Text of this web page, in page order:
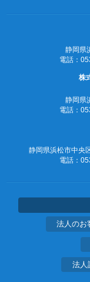
静岡県
電話：
株
静岡県
電話：
静岡県浜松市中央
電話：
法人のお
法人